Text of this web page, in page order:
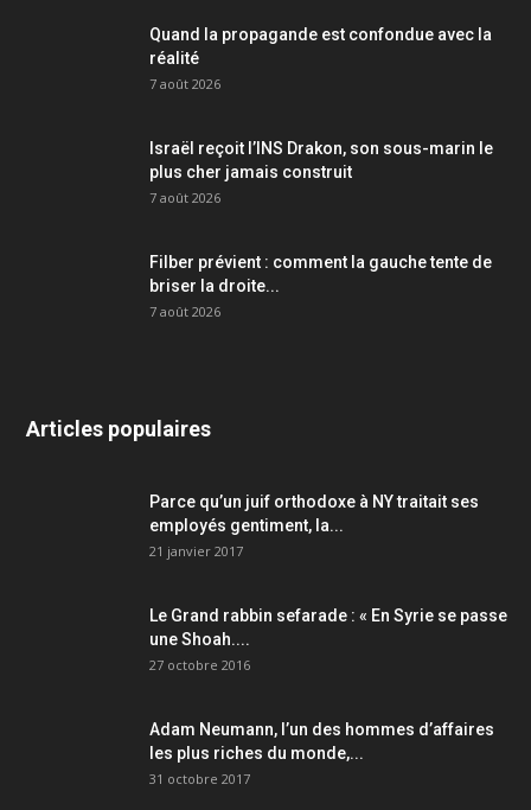
Quand la propagande est confondue avec la
réalité
7 août 2026
Israël reçoit l’INS Drakon, son sous-marin le
plus cher jamais construit
7 août 2026
Filber prévient : comment la gauche tente de
briser la droite...
7 août 2026
Articles populaires
Parce qu’un juif orthodoxe à NY traitait ses
employés gentiment, la...
21 janvier 2017
Le Grand rabbin sefarade : « En Syrie se passe
une Shoah....
27 octobre 2016
Adam Neumann, l’un des hommes d’affaires
les plus riches du monde,...
31 octobre 2017